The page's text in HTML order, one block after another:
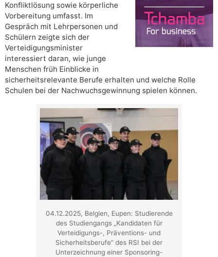
Konfliktlösung sowie körperliche
Vorbereitung umfasst. Im
Gespräch mit Lehrpersonen und
Schülern zeigte sich der
Verteidigungsminister
interessiert daran, wie junge
Menschen früh Einblicke in
sicherheitsrelevante Berufe erhalten und welche Rolle
Schulen bei der Nachwuchsgewinnung spielen können.
04.12.2025, Belgien, Eupen: Studierende
des Studiengangs „Kandidaten für
Verteidigungs-, Präventions- und
Sicherheitsberufe” des RSI bei der
Unterzeichnung einer Sponsoring-